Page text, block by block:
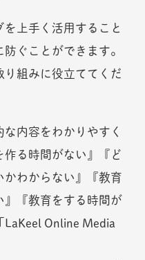
上手く活用すること
ぐことができます。
組みに役立ててくだ
内容をわかりやすく
る時間がない』『ど
かわからない』『教育
』『教育をする時間が
LaKeel Online Media